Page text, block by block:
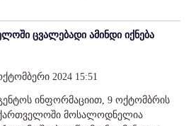
ცვალებადი ამინდი იქნება
2024 15:51
ინფორმაციით, 9 ოქტომბრის
მოსალოდნელია